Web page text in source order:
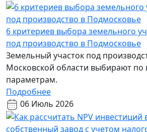
6 критериев выбора земельного
под производство в Подмосковье
Земельный участок под
Московской области выбирают по
параметрам.
Подробнее
06 Июль 2026